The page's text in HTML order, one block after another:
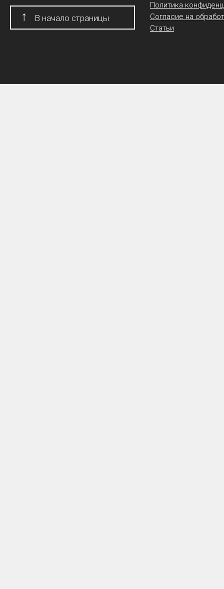
↑ В начало страницы
Политика
Согласие на
Статьи